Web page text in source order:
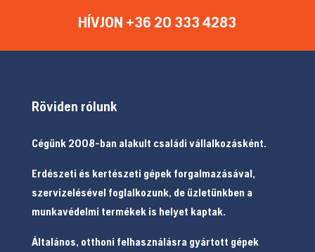
HÍVJON +36 20 333 4283
Röviden rólunk
Cégünk 2008-ban alakult családi vállalkozásként.
Erdészeti és kertészeti gépek forgalmazásával,
szervizelésével foglalkozunk, de üzletünkben a
munkavédelmi termékek is helyet kaptak.
Általános, otthoni felhasználásra gyártott gépek